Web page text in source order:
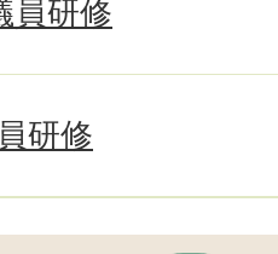
員研修
研修